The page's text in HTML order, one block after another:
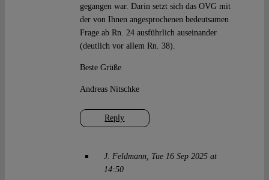
Reply
gegangen war. Darin setzt sich das OVG mit
der von Ihnen angesprochenen bedeutsamen
Frage ab Rn. 24 ausführlich auseinander
(deutlich vor allem Rn. 38).
Beste Grüße
Andreas Nitschke
J. Feldmann
Tue 16 Sep 2025 at
14:50